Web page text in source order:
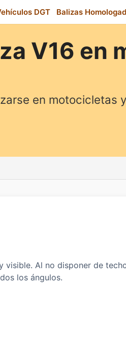
DGT Balizas
V16 en
en motocicletas
Al no disponer de
los ángulos.